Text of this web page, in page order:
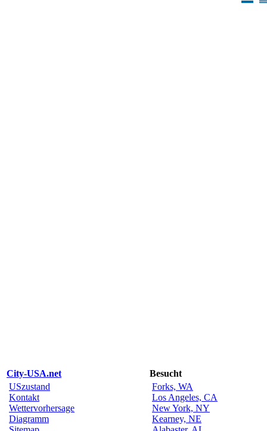
City-USA.net
Besucht
USzustand
Kontakt
Wettervorhersage
Diagramm
Forks, WA
Los Angeles, CA
New York, NY
Kearney, NE